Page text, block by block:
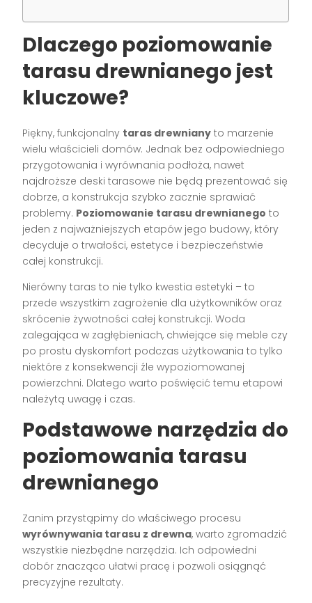
Dlaczego poziomowanie
tarasu drewnianego jest
kluczowe?
Piękny, funkcjonalny taras drewniany to marzenie
wielu właścicieli domów. Jednak bez odpowiedniego
przygotowania i wyrównania podłoża, nawet
najdroższe deski tarasowe nie będą prezentować się
dobrze, a konstrukcja szybko zacznie sprawiać
problemy. Poziomowanie tarasu drewnianego to
jeden z najważniejszych etapów jego budowy, który
decyduje o trwałości, estetyce i bezpieczeństwie
całej konstrukcji.
Nierówny taras to nie tylko kwestia estetyki – to
przede wszystkim zagrożenie dla użytkowników oraz
skrócenie żywotności całej konstrukcji. Woda
zalegająca w zagłębieniach, chwiejące się meble czy
po prostu dyskomfort podczas użytkowania to tylko
niektóre z konsekwencji źle wypoziomowanej
powierzchni. Dlatego warto poświęcić temu etapowi
należytą uwagę i czas.
Podstawowe narzędzia do
poziomowania tarasu
drewnianego
Zanim przystąpimy do właściwego procesu
wyrównywania tarasu z drewna, warto zgromadzić
wszystkie niezbędne narzędzia. Ich odpowiedni
dobór znacząco ułatwi pracę i pozwoli osiągnąć
precyzyjne rezultaty.